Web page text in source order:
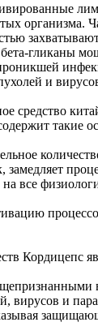
организма.
гликаны
и
средство
такие
замедляет
все
Кордицепс
вирусов и